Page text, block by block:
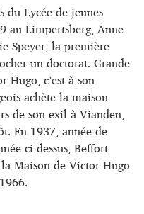
du Lycée de jeunes
au Limpertsberg, Anne
Speyer, la première
un doctorat. Grande
c’est à son
achète la maison
de son exil à Vianden,
En 1937, année de
ci-dessus, Beffort
Maison de Victor Hugo